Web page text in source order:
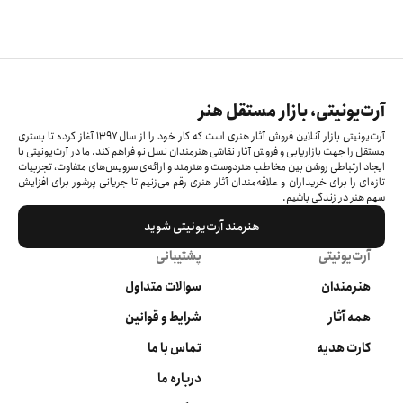
آرت‌یونیتی، بازار مستقل هنر
آرت‌یونیتی بازار آنلاین فروش آثار هنری است که کار خود را از سال ۱۳۹۷ آغاز کرده‌ تا بستری
مستقل را جهت بازاریابی و فروش آثار نقاشی هنرمندان نسل نو فراهم کند. ما در آرت‌یونیتی با
ایجاد ارتباطی روشن بین مخاطب هنردوست و هنرمند و ارائه‌ی سرویس‌های متفاوت، تجربیات
تازه‌ای را برای خریداران و علاقه‌مندان آثار هنری رقم می‌زنیم تا جریانی پرشور برای افزایش
سهم هنر در زندگی باشیم.
هنرمند آرت‌یونیتی شوید
آرت‌یونیتی
هنرمندان
همه آثار
کارت هدیه
پشتیبانی
سوالات متداول
شرایط و قوانین
تماس با ما
درباره ما